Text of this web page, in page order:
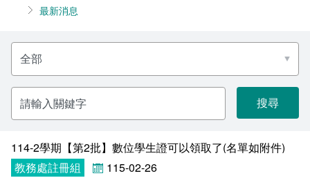
聯絡資訊
活動花絮
諮詢信箱
法令規章
常見問答
相關連結
招生
招生特訊
入學
書表下載
回空大首頁
首頁最新消息
分
類
名
稱
請
輸
入
關
字
114-2學期【第2批】數位學生證可以領取了(名單如附件)​
教務處註冊組
115-02-26